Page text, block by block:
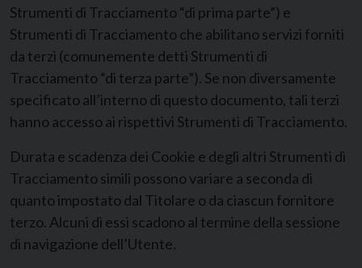
Strumenti di Tracciamento “di prima parte”) e
Strumenti di Tracciamento che abilitano servizi forniti
da terzi (comunemente detti Strumenti di
Tracciamento “di terza parte”). Se non diversamente
specificato all’interno di questo documento, tali terzi
hanno accesso ai rispettivi Strumenti di Tracciamento.
Durata e scadenza dei Cookie e degli altri Strumenti di
Tracciamento simili possono variare a seconda di
quanto impostato dal Titolare o da ciascun fornitore
terzo. Alcuni di essi scadono al termine della sessione
di navigazione dell’Utente.